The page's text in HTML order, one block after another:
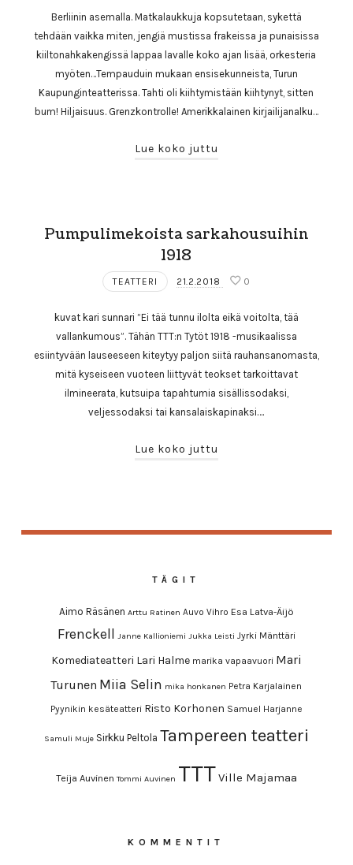
Berliinin asemalla. Matkalaukkuja kopsutetaan, sykettä
tehdään vaikka miten, jengiä mustissa frakeissa ja punaisissa
kiiltonahkakengissä lappaa lavalle koko ajan lisää, orkesteria
myöten…Tempauduin mukaan ensisekunneista, Turun
Kaupunginteatterissa. Tahti oli kiihtymistään kiihtynyt, sitten
bum! Hiljaisuus. Grenzkontrolle! Amerikkalainen kirjailijanalku…
Lue koko juttu
Pumpulimekoista sarkahousuihin
1918
TEATTERI 21.2.2018 0
kuvat kari sunnari ”Ei tää tunnu ilolta eikä voitolta, tää
vallankumous”. Tähän TTT:n Tytöt 1918 -musikaalissa
esiintyvään lauseeseen kiteytyy paljon siitä rauhansanomasta,
mitä kyseiseen vuoteen liittyvät teokset tarkoittavat
ilmineerata, kutsuipa tapahtumia sisällissodaksi,
veljessodaksi tai kansalaiskapinaksi….
Lue koko juttu
TÄGIT
Aimo Räsänen Arttu Ratinen Auvo Vihro Esa Latva-Äijö
Frenckell Janne Kallioniemi Jukka Leisti Jyrki Mänttäri
Komediateatteri Lari Halme marika vapaavuori Mari
Turunen Miia Selin mika honkanen Petra Karjalainen
Pyynikin kesäteatteri Risto Korhonen Samuel Harjanne
Samuli Muje Sirkku Peltola Tampereen teatteri
Teija Auvinen Tommi Auvinen TTTVille Majamaa
KOMMENTIT